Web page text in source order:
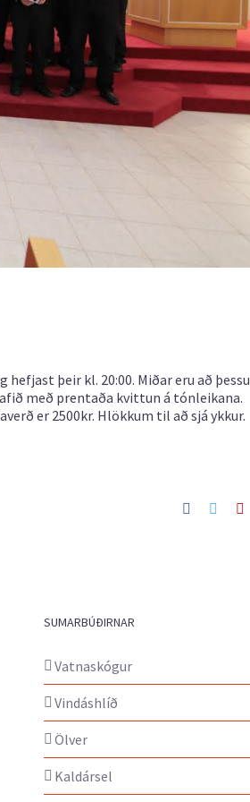
þeir kl. 20:00. Miðar eru að þessu
með prentaða kvittun á tónleikana.
er 2500kr. Hlökkum til að sjá ykkur.
Facebook
Twitter
SUMARBÚÐIRNAR
Vatnaskógur
Vindáshlíð
Ölver
Kaldársel